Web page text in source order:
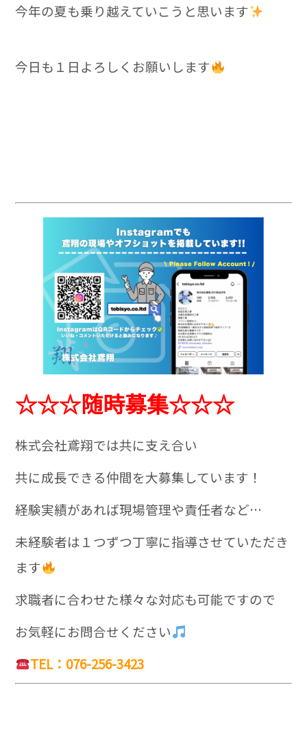
今年の夏も乗り越えていこうと思います
今日も１日よろしくお願いします
☆☆☆随時募集☆☆☆
株式会社鳶翔では共に支え合い
共に成長できる仲間を大募集しています！
経験実績があれば現場管理や責任者など…
未経験者は１つずつ丁寧に指導させていただき
ます
求職者に合わせた様々な対応も可能ですので
お気軽にお問合せください
TEL：076-256-3423